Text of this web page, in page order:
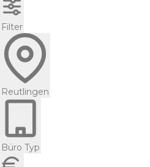
Filter
Reutlingen
Büro Typ